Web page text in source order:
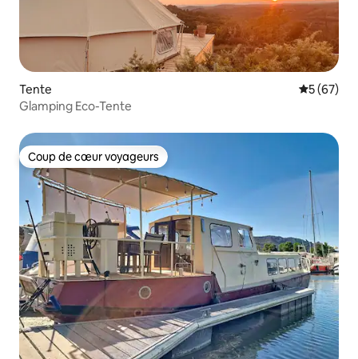
Tente
5 (67)
Glamping Eco-Tente
Coup de cœur voyageurs
Coup de cœur voyageurs